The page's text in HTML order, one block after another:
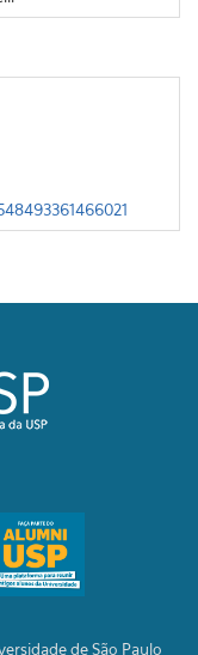
de São Paulo